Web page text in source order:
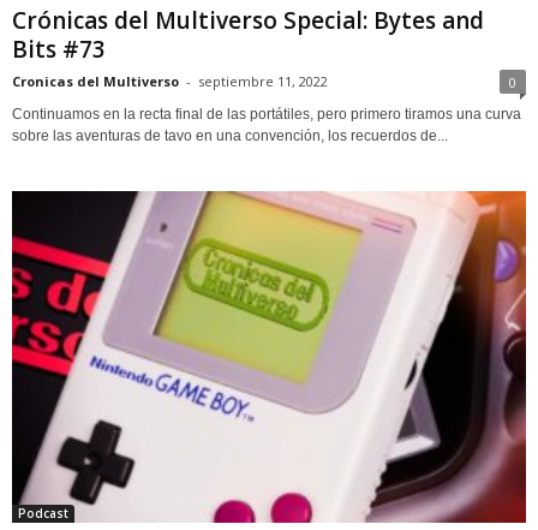
Crónicas del Multiverso Special: Bytes and
Bits #73
Cronicas del Multiverso - septiembre 11, 2022 0
Continuamos en la recta final de las portátiles, pero primero tiramos una curva
sobre las aventuras de tavo en una convención, los recuerdos de...
Podcast